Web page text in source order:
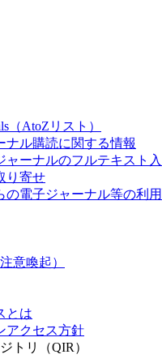
（AtoZリスト）
ナル購読に関する情報
ャーナルのフルテキスト
り寄せ
の電子ジャーナル等の利用
意喚起）
とは
アクセス方針
トリ（QIR）